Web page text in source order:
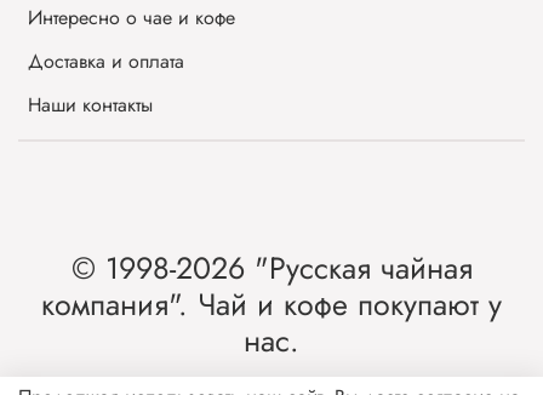
Интересно о чае и кофе
Доставка и оплата
Наши контакты
© 1998-2026 "Русская чайная
компания". Чай и кофе покупают у
нас.